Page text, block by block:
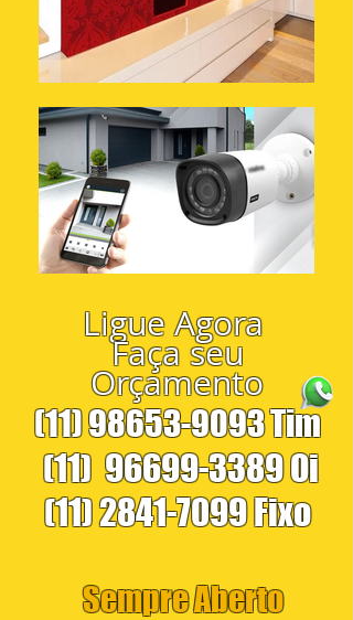
Ligue Agora
Faça seu
Orçamento
(11) 98653-9093Tim
(11) 96699-3389Oi
(11) 2841-7099Fixo
Sempre Aberto